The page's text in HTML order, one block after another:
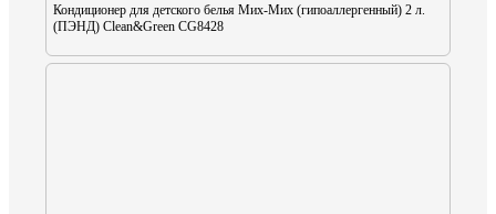
Кондиционер для детского белья Мих-Мих (гипоаллергенный) 2 л.
(ПЭНД) Clean&Green CG8428